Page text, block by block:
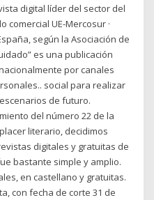
digital líder del sector del
comercial UE-Mercosur ·
según la Asociación de
es una publicación
por canales
social para realizar
de futuro.
del número 22 de la
literario, decidimos
digitales y gratuitas de
bastante simple y amplio.
en castellano y gratuitas.
con fecha de corte 31 de